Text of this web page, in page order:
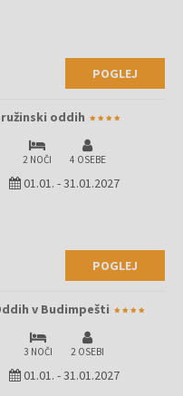
POGLEJ
oddih
2 NOČI 4 OSEBE
01.01. -31.01.2027
POGLEJ
v Budimpešti
3 NOČI 2 OSEBI
01.01. -31.01.2027